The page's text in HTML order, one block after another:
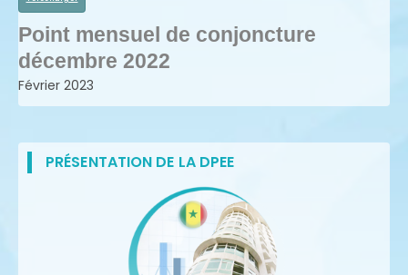
Point mensuel de conjoncture
décembre 2022
Février 2023
PRÉSENTATION DE LA DPEE